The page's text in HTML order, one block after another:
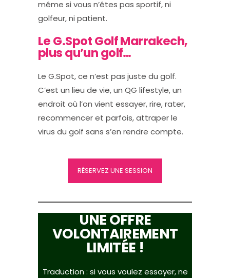
même si vous n’êtes pas sportif, ni
golfeur, ni patient.
Le G.Spot Golf Marrakech,
plus qu’un golf…
Le G.Spot, ce n’est pas juste du golf.
C’est un lieu de vie, un QG lifestyle, un
endroit où l’on vient essayer, rire, rater,
recommencer et parfois, attraper le
virus du golf sans s’en rendre compte.
RÉSERVEZ UNE SESSION
UNE OFFRE
VOLONTAIREMENT
LIMITÉE !
Traduction : si vous voulez essayer, ne